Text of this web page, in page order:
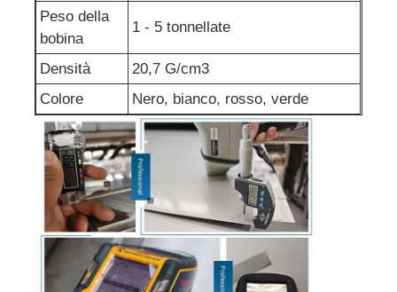
Peso della
bobina
1 - 5 tonnellate
Densità
20,7 G/cm3
Colore
Nero, bianco, rosso, verde